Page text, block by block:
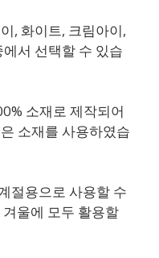
, 화이트, 크림아이,
서 선택할 수 있습
소재로 제작되어
소재를 사용하였습
절용으로 사용할 수
울에 모두 활용할